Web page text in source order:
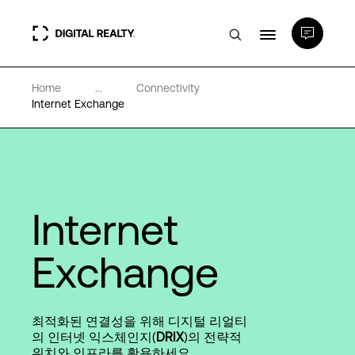
데이터 센터
전문성 및 리소스
Home ...
Connectivity
Internet Exchange
Internet
Exchange
최적화된 연결성을 위해 디지털 리얼티
의 인터넷 익스체인지(DRIX)의 전략적